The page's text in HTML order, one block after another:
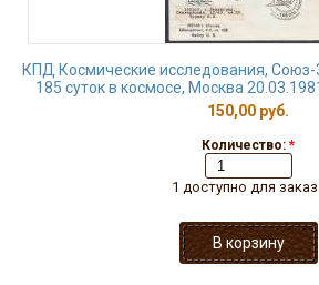
КПД Космические исследования,
185 суток в космосе, Москва
150,00 руб.
Количество: *
1 доступно для